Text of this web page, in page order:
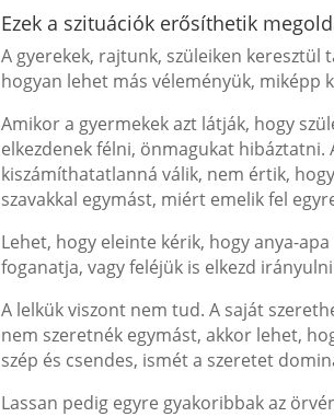
Ezek a szituációk erősíthetik
A gyerekek, rajtunk, szüleiken keresztül
hogyan lehet más véleményük, miképp
Amikor a gyermekek azt látják, hogy
elkezdenek félni, önmagukat
kiszámíthatatlanná válik, nem értik,
szavakkal egymást, miért emelik fel
Lehet, hogy eleinte kérik, hogy anya-
foganatja, vagy feléjük is elkezd
A lelkük viszont nem tud. A saját
nem szeretnék egymást, akkor lehet,
szép és csendes, ismét a szeretet
Lassan pedig egyre gyakoribbak az